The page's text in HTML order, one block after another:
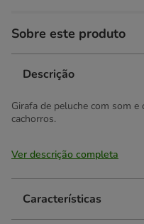
Sobre este produto
Descrição
Girafa de peluche com som e
cachorros.
Ver descrição completa
Características